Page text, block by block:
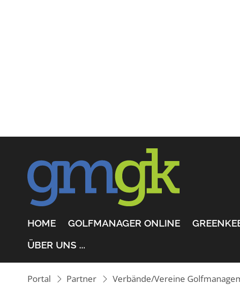
HOME GOLFMANAGER ONLINE
ÜBER UNS ...
Portal Partner Verbände/Vereine